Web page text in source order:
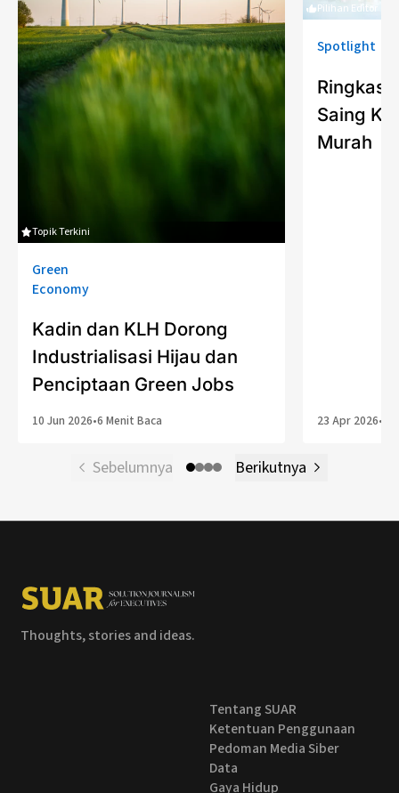
Topik Terkini
Green
Economy
Kadin dan KLH Dorong
Industrialisasi Hijau dan
Penciptaan Green Jobs
10 Jun 2026•6 Menit Baca
Pilihan Editor
Spotlight
Saing
Murah
23 Apr 2026•
Sebelumnya Berikutnya
Thoughts, stories and ideas.
Tentang SUAR
Ketentuan Penggunaan
Pedoman Media Siber
Data
Gaya Hidup